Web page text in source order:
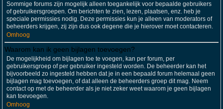
Sommige forums zijn mogelijk alleen toegankelijk voor bepaalde gebruikers
of gebruikersgroepen. Om berichten te zien, lezen, plaatsen, enz. heb je
speciale permissies nodig. Deze permissies kun je alleen van moderators of
beheerders krijgen, zij zijn dus ook degene die je hierover moet contacteren.
Omhoog
Waarom kan ik geen bijlagen toevoegen?
De mogelijkheid om bijlagen toe te voegen, kan per forum, per
gebruikersgroep of per gebruiker ingesteld worden. De beheerder kan het
bijvoorbeeld zo ingesteld hebben dat je in een bepaald forum helemaal geen
bijlagen mag toevoegen, of dat alleen de beheerders groep dit mag. Neem
contact op met de beheerder als je niet zeker weet waarom je geen bijlagen
kan toevoegen.
Omhoog